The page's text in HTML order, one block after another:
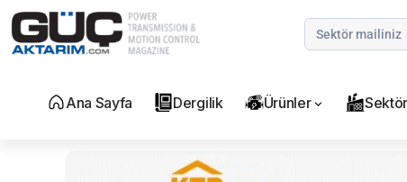
Ana Sayfa Dergilik Ürünler